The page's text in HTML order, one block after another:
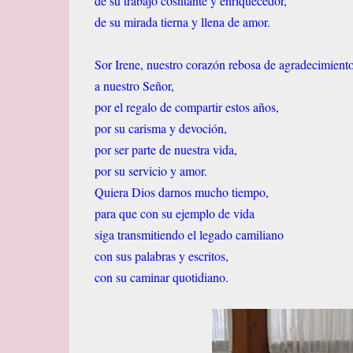
de su mirada tierna y llena de amor.
Sor Irene, nuestro corazón rebosa de
a nuestro Señor,
por el regalo de compartir estos años,
por su carisma y devoción,
por ser parte de nuestra vida,
por su servicio y amor.
Quiera Dios darnos mucho tiempo,
para que con su ejemplo de vida
siga transmitiendo el legado camiliano
con sus palabras y escritos,
con su caminar quotidiano.